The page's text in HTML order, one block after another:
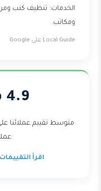
الخدمات: تنظيف كنب
ومكاتب.
Local Guide على Google
4.9 من 5
اقرأ